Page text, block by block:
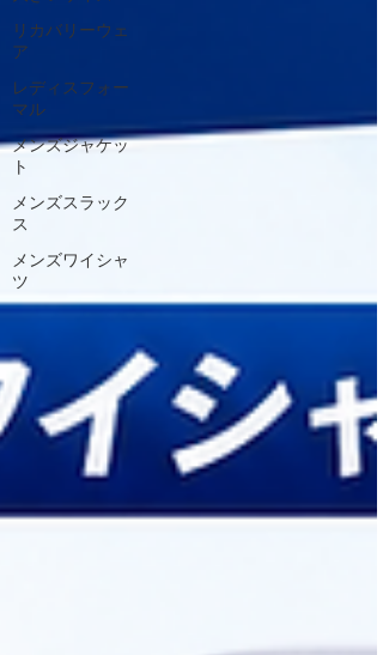
リカバリーウェ
ア
レディスフォー
マル
メンズジャケッ
ト
メンズスラック
ス
メンズワイシャ
ツ